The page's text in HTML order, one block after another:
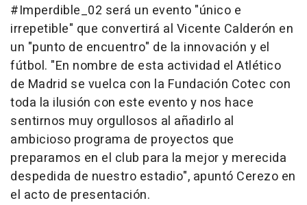
#Imperdible_02 será un evento "único e
irrepetible" que convertirá al Vicente Calderón en
un "punto de encuentro" de la innovación y el
fútbol. "En nombre de esta actividad el Atlético
de Madrid se vuelca con la Fundación Cotec con
toda la ilusión con este evento y nos hace
sentirnos muy orgullosos al añadirlo al
ambicioso programa de proyectos que
preparamos en el club para la mejor y merecida
despedida de nuestro estadio", apuntó Cerezo en
el acto de presentación.